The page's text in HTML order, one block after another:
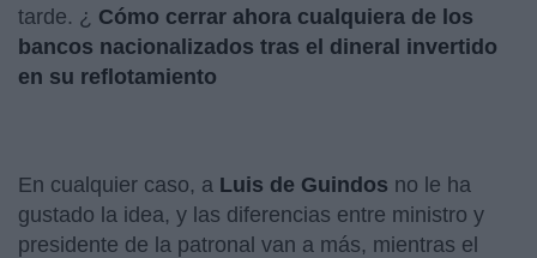
tarde. ¿ Cómo cerrar ahora cualquiera de los
bancos nacionalizados tras el dineral invertido
en su reflotamiento
En cualquier caso, a Luis de Guindos no le ha
gustado la idea, y las diferencias entre ministro y
presidente de la patronal van a más, mientras el